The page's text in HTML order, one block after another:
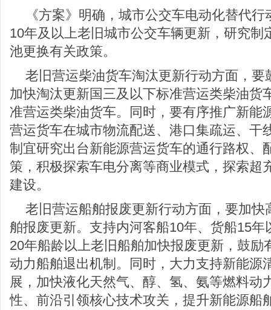
《方案》明确，城市公交车电动化替代
10年及以上老旧城市公交车辆更新，研究制
池更换有关政策。
老旧营运柴油货车淘汰更新行动方面，
加快淘汰更新国三及以下标准营运类柴油货
准营运类柴油货车。同时，要有序推广新能
营运货车在城市物流配送、港口集疏运、干
制宜研究出台新能源营运货车的通行路权、
策，积极探索车电分离等商业模式，探索超
建设。
老旧营运船舶报废更新行动方面，要加
舶报废更新。支持内河客船10年、货船15
20年船龄以上老旧船舶加快报废更新，鼓励
动力船舶退出机制。同时，大力支持新能源
展，加快液化天然气、醇、氢、氨等燃料动
性、前沿引领核心技术攻关，提升新能源船